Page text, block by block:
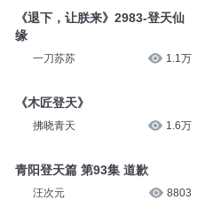
《退下，让朕来》2983-登天仙
缘
一刀苏苏 1.1万
《木匠登天》
拂晓青天 1.6万
青阳登天篇 第93集 道歉
汪次元 8803